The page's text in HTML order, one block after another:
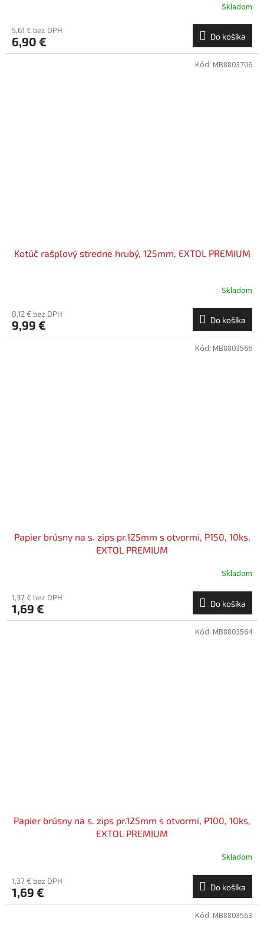
Skladom
5,61 € bez DPH
6,90 € Do košíka
Kotúč rašpľový stredne hrubý, 125mm, EXTOL PREMIUM
Skladom
8,12 € bez DPH
9,99 € Do košíka
Kód: MB8803706
Papier brúsny na s. zips pr.125mm s otvormi, P150, 10ks,
EXTOL PREMIUM
Skladom
1,37 € bez DPH
1,69 € Do košíka
Kód: MB8803566
Papier brúsny na s. zips pr.125mm s otvormi, P100, 10ks,
EXTOL PREMIUM
Skladom
1,37 € bez DPH
1,69 € Do košíka
Kód: MB8803564
Kód: MB8803563